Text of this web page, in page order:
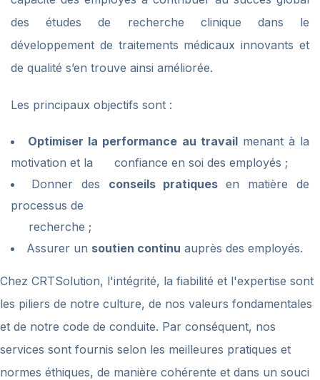
des études de recherche clinique dans le
développement de traitements médicaux innovants et
de qualité s’en trouve ainsi améliorée.
Les principaux objectifs sont :
Optimiser la performance au travailmenant à la
motivation et la confiance en soi des employés ;
Donner des conseils pratiquesen matière de
processus de
recherche ;
Assurer un soutien continu auprès des employés.
Chez CRTSolution, l'intégrité, la fiabilité et l'expertise sont
les piliers de notre culture, de nos valeurs fondamentales
et de notre code de conduite. Par conséquent, nos
services sont fournis selon les meilleures pratiques et
normes éthiques, de manière cohérente et dans un souci